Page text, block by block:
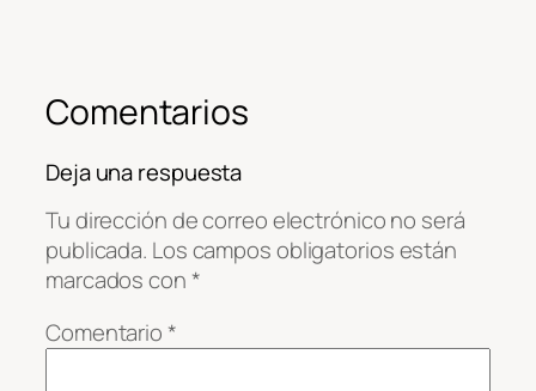
Comentarios
Deja una respuesta
Tu dirección de correo electrónico no será
publicada. Los campos obligatorios están
marcados con*
Comentario*